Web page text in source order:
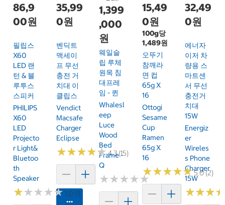
86,9
00원
필립스
X60
LED 랜
턴 & 블
루투스
스피커
PHILIPS
X60
LED
Projecto
R Light&
Bluetoo
Th
Speaker
★★★★★
★★★★★1.0 (1)
35,99
0원
벤딕트
맥세이
프 무선
충전 거
치대 이
클립스
Vendict
Macsafe
Charger
Eclipse
★★★★★
★★★★★4.3 (15)
카트에 담기
1,399
,000
원
웨일슬
립 루체
원목 침
대프레
임 - 퀸
Whalesl
Eep
Luce
Wood
Bed
Frame -
Q
★★★★★
★★★★★
15,49
0원
100g당
1,489원
오뚜기
참깨라
면 컵
65g X
16
Ottogi
Sesame
Cup
Ramen
65g X
16
★★★★★
★★★★★5.0 (2)
32,49
0원
에너자
이저 차
량용 스
마트센
서 무선
충전거
치대
15W
Energiz
Er
Wireles
S Phone
Charger
15W
★★★
★★★